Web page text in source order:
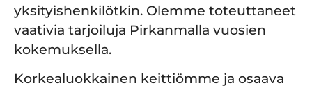
yksityishenkilötkin. Olemme toteuttaneet
vaativia tarjoiluja Pirkanmalla vuosien
kokemuksella.
Korkealuokkainen keittiömme ja osaava